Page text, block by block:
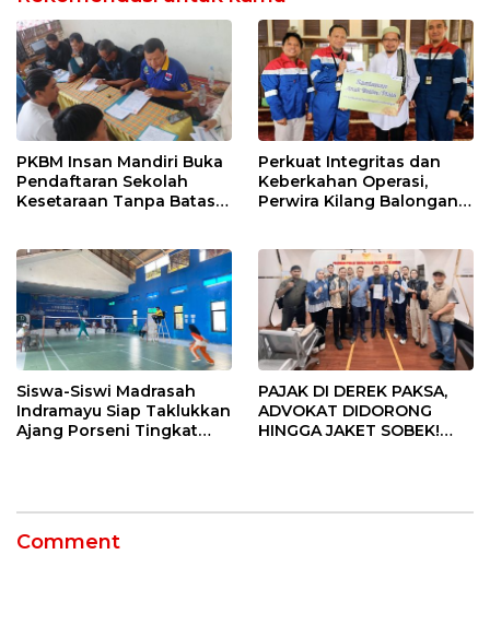
PKBM Insan Mandiri Buka
Pendaftaran Sekolah
Kesetaraan Tanpa Batas
Perkuat Integritas dan
Keberkahan Operasi,
Perwira Kilang Balongan
Siswa-Siswi Madrasah
Indramayu Siap Taklukkan
Ajang Porseni Tingkat
PAJAK DI DEREK PAKSA,
ADVOKAT DIDORONG
HINGGA JAKET SOBEK!
Comment